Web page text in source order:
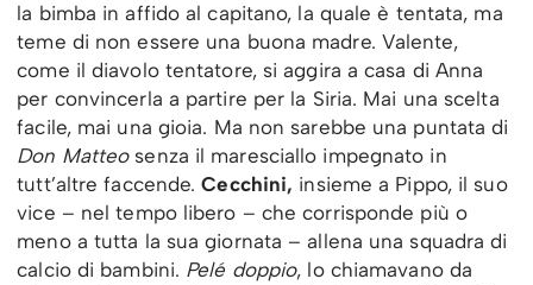
la bimba in affido al capitano, la quale è tentata, ma
teme di non essere una buona madre. Valente,
come il diavolo tentatore, si aggira a casa di Anna
per convincerla a partire per la Siria. Mai una scelta
facile, mai una gioia. Ma non sarebbe una puntata di
Don Matteosenza il maresciallo impegnato in
tutt’altre faccende.Cecchini, insieme a Pippo, il suo
vice – nel tempo libero – che corrisponde più o
meno a tutta la sua giornata – allena una squadra di
calcio di bambini. Pelé doppio, lo chiamavano da